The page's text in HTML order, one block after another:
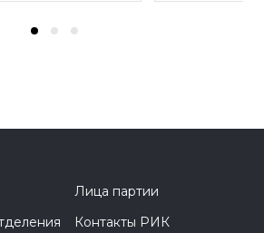
Лица партии
Контакты РИК